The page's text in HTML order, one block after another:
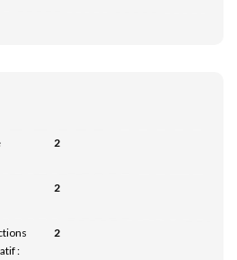
2
2
:
2